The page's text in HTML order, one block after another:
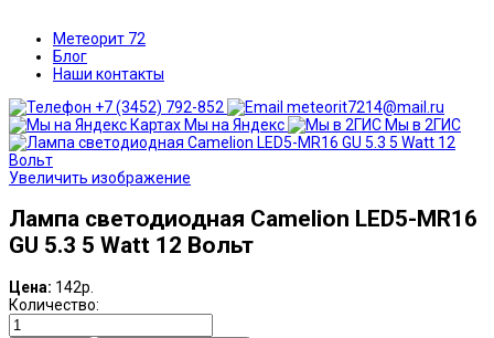
Метеорит 72
Блог
Наши контакты
+7 (3452) 792-852
meteorit7214@mail.ru
Мы на Яндекс
Мы в 2ГИС
Увеличить изображение
Лампа светодиодная Camelion LED5-MR16
GU 5.3 5 Watt 12 Вольт
Цена: 142р.
Количество: